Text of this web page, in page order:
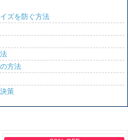
ズを防ぐ方法
方法
策